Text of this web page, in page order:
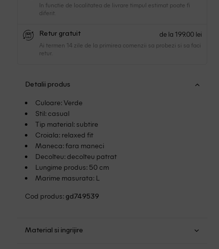
In functie de localitatea de livrare timpul estimat poate fi
diferit.
Retur gratuit de la 199.00 lei
Ai termen 14 zile de la primirea comenzii sa probezi si sa faci
retur.
Detalii produs
Culoare: Verde
Stil: casual
Tip material: subtire
Croiala: relaxed fit
Maneca: fara maneci
Decolteu: decolteu patrat
Lungime produs: 50 cm
Marime masurata: L
Cod produs: gd749539
Material si ingrijire